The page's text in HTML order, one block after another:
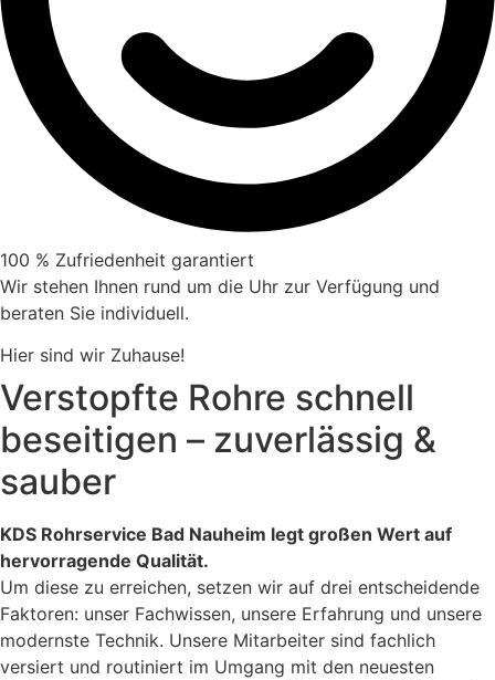
100 % Zufriedenheit garantiert
Wir stehen Ihnen rund um die Uhr zur Verfügung und
beraten Sie individuell.
Hier sind wir Zuhause!
Verstopfte Rohre schnell
beseitigen – zuverlässig &
sauber
KDS Rohrservice Bad Nauheim legt großen Wert auf
hervorragende Qualität.
Um diese zu erreichen, setzen wir auf drei entscheidende
Faktoren: unser Fachwissen, unsere Erfahrung und unsere
modernste Technik. Unsere Mitarbeiter sind fachlich
versiert und routiniert im Umgang mit den neuesten